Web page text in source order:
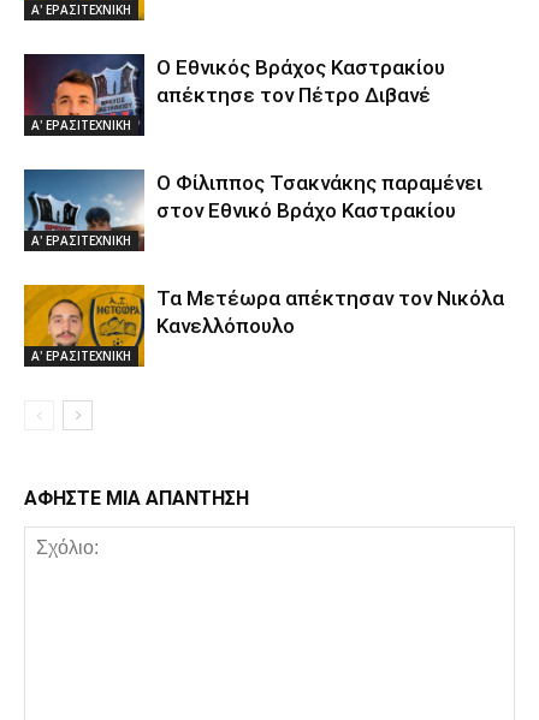
Α' ΕΡΑΣΙΤΕΧΝΙΚΗ
Α' ΕΡΑΣΙΤΕΧΝΙΚΗ
Ο Εθνικός Βράχος Καστρακίου
απέκτησε τον Πέτρο Διβανέ
Α' ΕΡΑΣΙΤΕΧΝΙΚΗ
Ο Φίλιππος Τσακνάκης παραμένει
στον Εθνικό Βράχο Καστρακίου
Α' ΕΡΑΣΙΤΕΧΝΙΚΗ
Τα Μετέωρα απέκτησαν τον Νικόλα
Κανελλόπουλο
ΑΦΗΣΤΕ ΜΙΑ ΑΠΑΝΤΗΣΗ